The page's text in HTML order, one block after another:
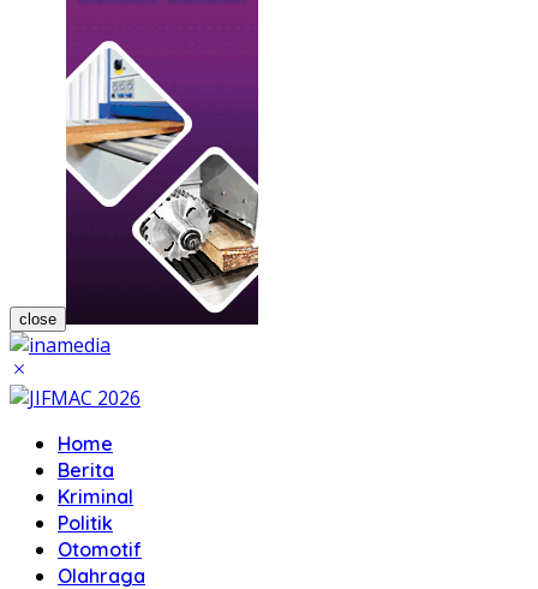
close
Home
Berita
Kriminal
Politik
Otomotif
Olahraga